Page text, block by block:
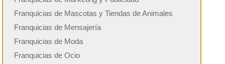
Franquicias de Mascotas y Tiendas de Animales
Franquicias de Mensajería
Franquicias de Moda
Franquicias de Ocio